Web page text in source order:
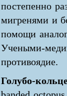
постепенно
мигренями и
помощи
Учеными-
противоядие.
Голубо-